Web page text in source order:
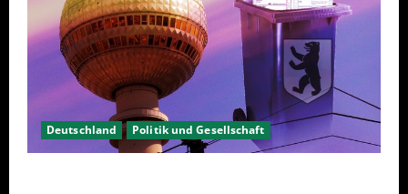
Deutschland Politik und Gesellschaft